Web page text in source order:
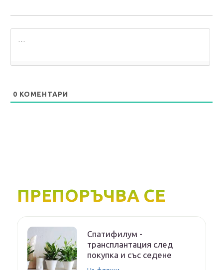
0 КОМЕНТАРИ
ПРЕПОРЪЧВА СЕ
Спатифилум -
трансплантация след
покупка и със седене